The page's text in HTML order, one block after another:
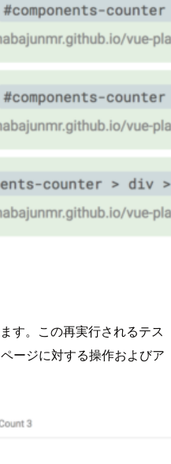
す。この再実行されるテス
ージに対する操作およびア